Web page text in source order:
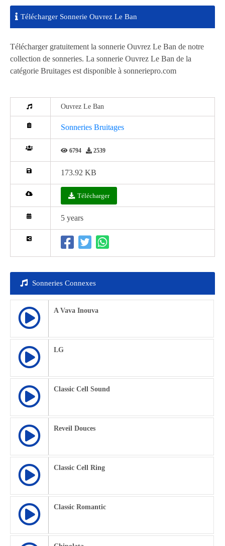
Télécharger Sonnerie Ouvrez Le Ban
Télécharger gratuitement la sonnerie Ouvrez Le Ban de notre
collection de sonneries. La sonnerie Ouvrez Le Ban de la
catégorie Bruitages est disponible à sonneriepro.com
Ouvrez Le Ban
Sonneries Bruitages
6794 2539
173.92 KB
Télécharger
5 years
Sonneries Connexes
A Vava Inouva
LG
Classic Cell Sound
Reveil Douces
Classic Cell Ring
Classic Romantic